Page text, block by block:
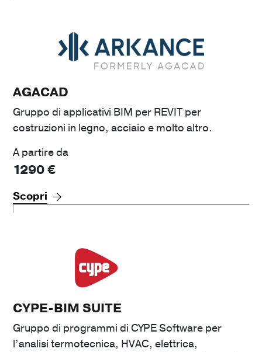
AGACAD
Gruppo di applicativi BIM per REVIT per
costruzioni in legno, acciaio e molto altro.
A partire da
1290€
Scopri
CYPE-BIM SUITE
Gruppo di programmi di CYPE Software per
l’analisi termotecnica, HVAC, elettrica,